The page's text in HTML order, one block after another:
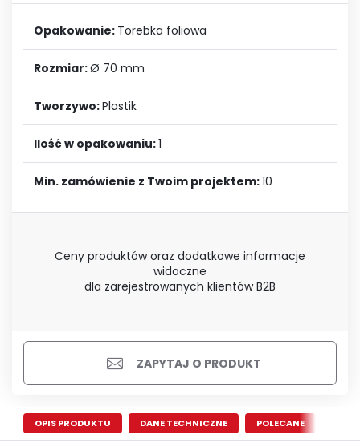
Opakowanie: Torebka foliowa
Rozmiar:Ø 70 mm
Tworzywo:Plastik
Ilość w opakowaniu:1
Min. zamówienie z Twoim projektem:10
Ceny produktów oraz dodatkowe informacje
widoczne
dla zarejestrowanych klientów B2B
ZAPYTAJ O PRODUKT
OPIS PRODUKTU DANE TECHNICZNE POLECANE